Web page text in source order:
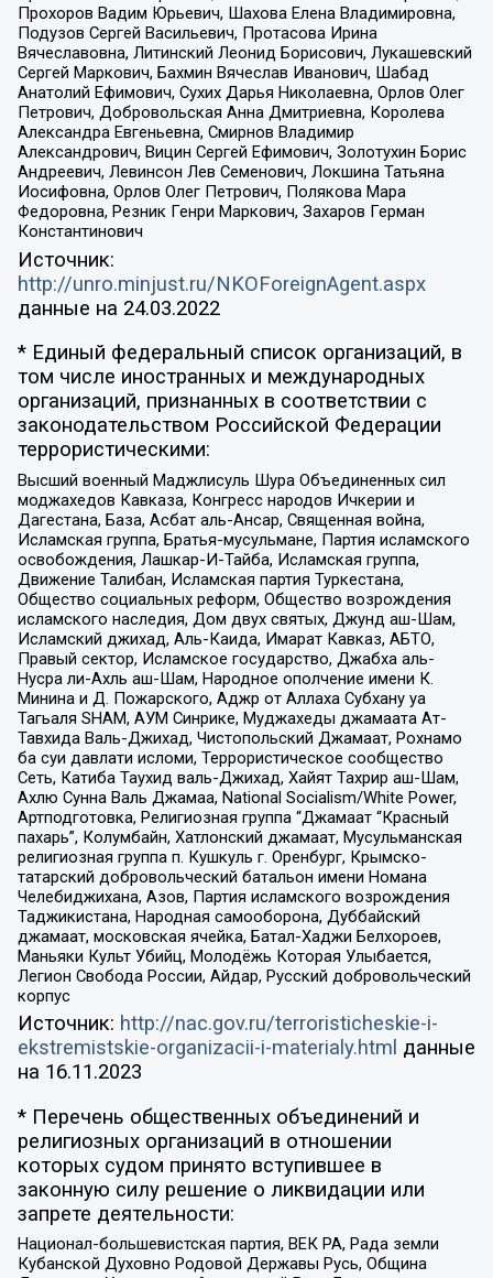
Прохоров Вадим Юрьевич, Шахова Елена Владимировна,
Подузов Сергей Васильевич, Протасова Ирина
Вячеславовна, Литинский Леонид Борисович, Лукашевский
Сергей Маркович, Бахмин Вячеслав Иванович, Шабад
Анатолий Ефимович, Сухих Дарья Николаевна, Орлов Олег
Петрович, Добровольская Анна Дмитриевна, Королева
Александра Евгеньевна, Смирнов Владимир
Александрович, Вицин Сергей Ефимович, Золотухин Борис
Андреевич, Левинсон Лев Семенович, Локшина Татьяна
Иосифовна, Орлов Олег Петрович, Полякова Мара
Федоровна, Резник Генри Маркович, Захаров Герман
Константинович
Источник:
http://unro.minjust.ru/NKOForeignAgent.aspx
данные на 24.03.2022
* Единый федеральный список организаций, в
том числе иностранных и международных
организаций, признанных в соответствии с
законодательством Российской Федерации
террористическими:
Высший военный Маджлисуль Шура Объединенных сил
моджахедов Кавказа, Конгресс народов Ичкерии и
Дагестана, База, Асбат аль-Ансар, Священная война,
Исламская группа, Братья-мусульмане, Партия исламского
освобождения, Лашкар-И-Тайба, Исламская группа,
Движение Талибан, Исламская партия Туркестана,
Общество социальных реформ, Общество возрождения
исламского наследия, Дом двух святых, Джунд аш-Шам,
Исламский джихад, Аль-Каида, Имарат Кавказ, АБТО,
Правый сектор, Исламское государство, Джабха аль-
Нусра ли-Ахль аш-Шам, Народное ополчение имени К.
Минина и Д. Пожарского, Аджр от Аллаха Субхану уа
Тагьаля SHAM, АУМ Синрике, Муджахеды джамаата Ат-
Тавхида Валь-Джихад, Чистопольский Джамаат, Рохнамо
ба суи давлати исломи, Террористическое сообщество
Сеть, Катиба Таухид валь-Джихад, Хайят Тахрир аш-Шам,
Ахлю Сунна Валь Джамаа, National Socialism/White Power,
Артподготовка, Религиозная группа “Джамаат “Красный
пахарь”, Колумбайн, Хатлонский джамаат, Мусульманская
религиозная группа п. Кушкуль г. Оренбург, Крымско-
татарский добровольческий батальон имени Номана
Челебиджихана, Азов, Партия исламского возрождения
Таджикистана, Народная самооборона, Дуббайский
джамаат, московская ячейка, Батал-Хаджи Белхороев,
Маньяки Культ Убийц, Молодёжь Которая Улыбается,
Легион Свобода России, Айдар, Русский добровольческий
корпус
Источник: http://nac.gov.ru/terroristicheskie-i-
ekstremistskie-organizacii-i-materialy.html данные
на 16.11.2023
* Перечень общественных объединений и
религиозных организаций в отношении
которых судом принято вступившее в
законную силу решение о ликвидации или
запрете деятельности:
Национал-большевистская партия, ВЕК РА, Рада земли
Кубанской Духовно Родовой Державы Русь, Община